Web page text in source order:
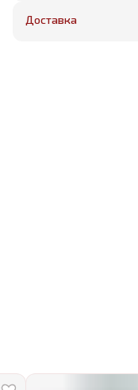
Бесплатная
Доставка